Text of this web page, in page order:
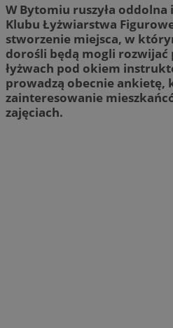
W Bytomiu ruszyła
Klubu Łyżwiarstwa
stworzenie miejsca, w
dorośli będą mogli rozwijać
łyżwach pod okiem
prowadzą obecnie ankietę,
zainteresowanie
zajęciach.